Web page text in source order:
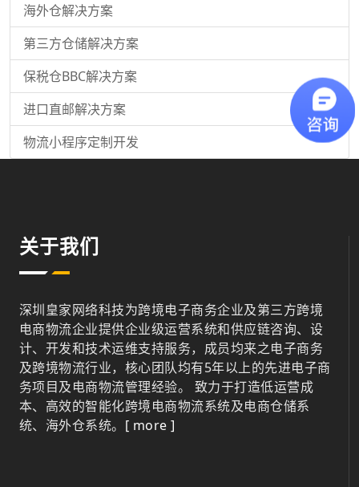
海外仓解决方案
第三方仓储解决方案
保税仓BBC解决方案
进口直邮解决方案
物流小程序定制开发
关于我们
深圳皇家网络科技为跨境电子商务企业及第三方跨境
电商物流企业提供企业级运营系统和供应链咨询、设
计、开发和技术运维支持服务，成员均来之电子商务
及跨境物流行业，核心团队均有5年以上的先进电子商
务项目及电商物流管理经验。 致力于打造低运营成
本、高效的智能化跨境电商物流系统及电商仓储系
统、海外仓系统。 [ more ]